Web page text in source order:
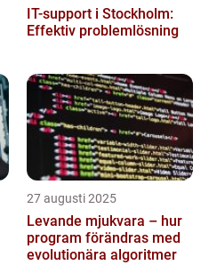
IT-support i Stockholm:
Effektiv problemlösning
27 augusti 2025
Levande mjukvara – hur
program förändras med
evolutionära algoritmer